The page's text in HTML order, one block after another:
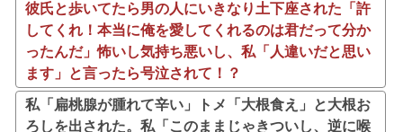
彼氏と歩いてたら男の人にいきなり土下座された「許
してくれ！本当に俺を愛してくれるのは君だって分か
ったんだ」怖いし気持ち悪いし、私「人違いだと思い
ます」と言ったら号泣されて！？
私「扁桃腺が腫れて辛い」トメ「大根食え」と大根お
ろしを出された。私「このままじゃきついし、逆に喉